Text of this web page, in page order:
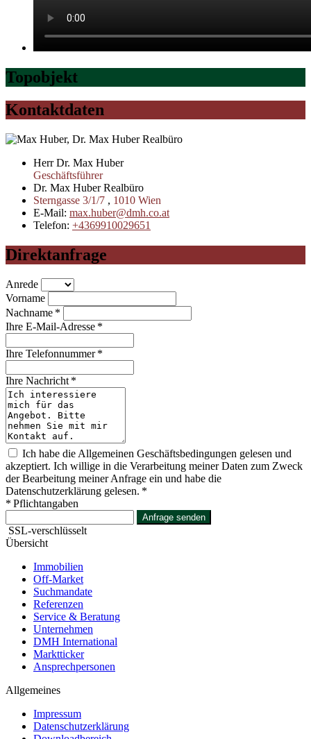
Topobjekt
Kontaktdaten
Herr Dr. Max Huber
Geschäftsführer
Dr. Max Huber Realbüro
Sterngasse 3/1/7 , 1010 Wien
E-Mail: max.huber@dmh.co.at
Telefon: +4369910029651
Direktanfrage
Anrede
Vorname
Nachname *
Ihre E-Mail-Adresse *
Ihre Telefonnummer *
Ihre Nachricht *
Ich habe die Allgemeinen Geschäftsbedingungen gelesen und
akzeptiert. Ich willige in die Verarbeitung meiner Daten zum Zweck
der Bearbeitung meiner Anfrage ein und habe die
Datenschutzerklärung gelesen. *
* Pflichtangaben
Anfrage senden
SSL-verschlüsselt
Übersicht
Immobilien
Off-Market
Suchmandate
Referenzen
Service & Beratung
Unternehmen
DMH International
Marktticker
Ansprechpersonen
Allgemeines
Impressum
Datenschutzerklärung